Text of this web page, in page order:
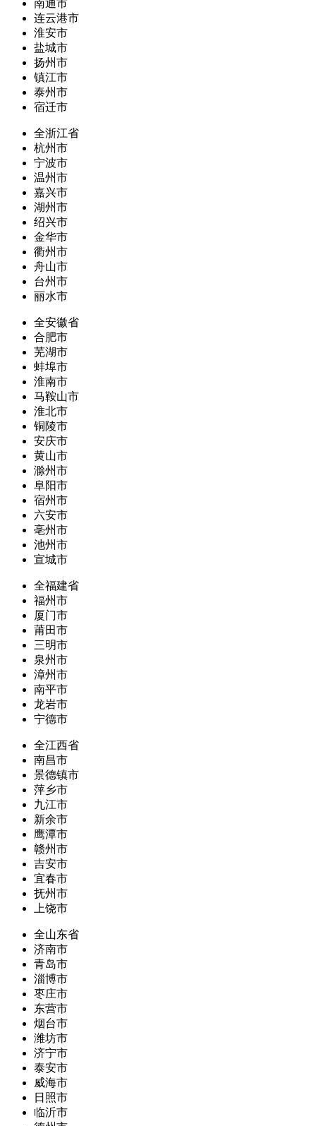
南通市
连云港市
淮安市
盐城市
扬州市
镇江市
泰州市
宿迁市
全浙江省
杭州市
宁波市
温州市
嘉兴市
湖州市
绍兴市
金华市
衢州市
舟山市
台州市
丽水市
全安徽省
合肥市
芜湖市
蚌埠市
淮南市
马鞍山市
淮北市
铜陵市
安庆市
黄山市
滁州市
阜阳市
宿州市
六安市
亳州市
池州市
宣城市
全福建省
福州市
厦门市
莆田市
三明市
泉州市
漳州市
南平市
龙岩市
宁德市
全江西省
南昌市
景德镇市
萍乡市
九江市
新余市
鹰潭市
赣州市
吉安市
宜春市
抚州市
上饶市
全山东省
济南市
青岛市
淄博市
枣庄市
东营市
烟台市
潍坊市
济宁市
泰安市
威海市
日照市
临沂市